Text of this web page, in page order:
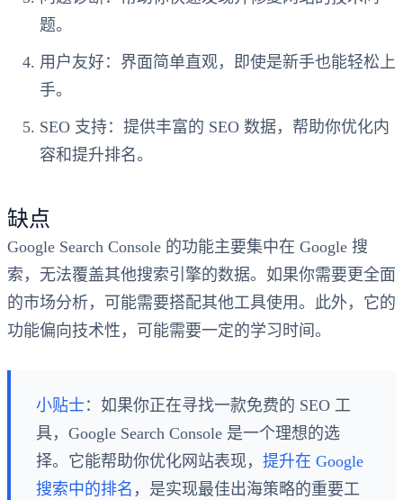
题。
用户友好：界面简单直观，即使是新手也能轻松上
手。
SEO 支持：提供丰富的 SEO 数据，帮助你优化内
容和提升排名。
缺点
Google Search Console 的功能主要集中在 Google 搜
索，无法覆盖其他搜索引擎的数据。如果你需要更全面
的市场分析，可能需要搭配其他工具使用。此外，它的
功能偏向技术性，可能需要一定的学习时间。
小贴士 ：如果你正在寻找一款免费的 SEO 工
具，Google Search Console 是一个理想的选
择。它能帮助你优化网站表现， 提升在 Google
搜索中的排名 ，是实现最佳出海策略的重要工